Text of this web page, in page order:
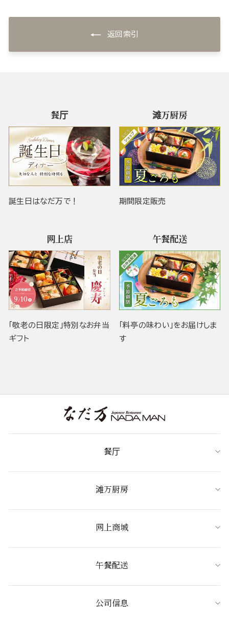
返回索引
餐厅
誕生日はなだ万で！
滩万厨房
期間限定販売
网上店
「敬老の日限定」特別なお弁当
ギフト
午餐配送
「料亭の味わい」をお届けしま
す
餐厅
滩万厨房
网上商城
午餐配送
公司信息